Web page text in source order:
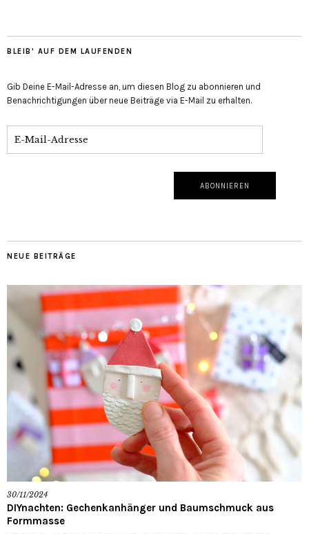
BLEIB' AUF DEM LAUFENDEN
Gib Deine E-Mail-Adresse an, um diesen Blog zu abonnieren und
Benachrichtigungen über neue Beiträge via E-Mail zu erhalten.
NEUE BEITRÄGE
30/11/2024
DIYnachten: Gechenkanhänger und Baumschmuck aus
Formmasse